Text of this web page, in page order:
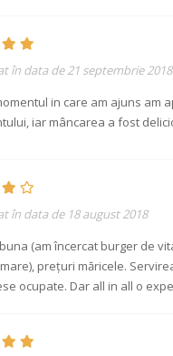
în data de 21 septembrie 2018
in care am ajuns am
iar mâncarea a fost
în data de 18 august 2018
(am încercat burger de
prețuri măricele.
ocupate. Dar all in all o